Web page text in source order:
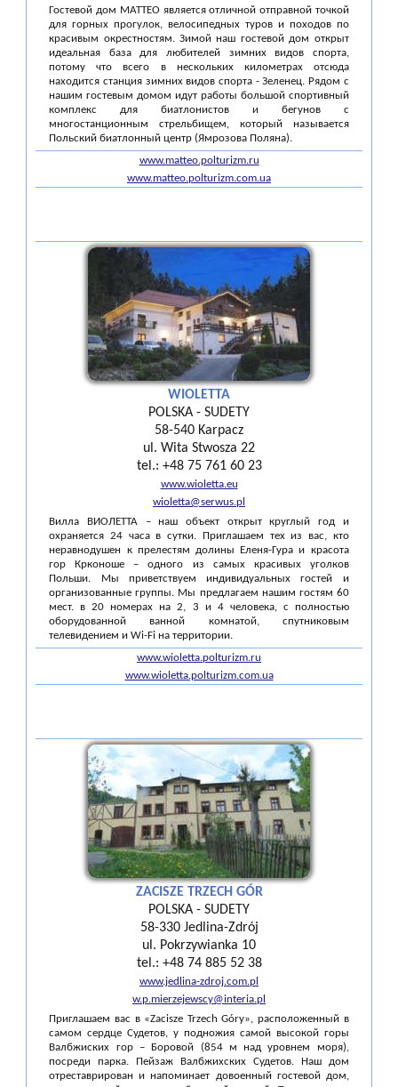
Гостевой дом MATTEO является отличной отправной точкой
для горных прогулок, велосипедных туров и походов по
красивым окрестностям. Зимой наш гостевой дом открыт
идеальная база для любителей зимних видов спорта,
потому что всего в нескольких километрах отсюда
находится станция зимних видов спорта - Зеленец. Рядом с
нашим гостевым домом идут работы большой спортивный
комплекс для биатлонистов и бегунов с
многостанционным стрельбищем, который называется
Польский биатлонный центр (Ямрозова Поляна).
www.matteo.polturizm.ru
www.matteo.polturizm.com.ua
WIOLETTA
POLSKA - SUDETY
58-540 Karpacz
ul. Wita Stwosza 22
tel.: +48 75 761 60 23
www.wioletta.eu
wioletta@serwus.pl
Вилла ВИОЛЕТТА – наш объект открыт круглый год и
охраняется 24 часа в сутки. Приглашаем тех из вас, кто
неравнодушен к прелестям долины Еленя-Гура и красота
гор Крконоше – одного из самых красивых уголков
Польши. Мы приветствуем индивидуальных гостей и
организованные группы. Мы предлагаем нашим гостям 60
мест. в 20 номерах на 2, 3 и 4 человека, с полностью
оборудованной ванной комнатой, спутниковым
телевидением и Wi-Fi на территории.
www.wioletta.polturizm.ru
www.wioletta.polturizm.com.ua
ZACISZE TRZECH GÓR
POLSKA - SUDETY
58-330 Jedlina-Zdrój
ul. Pokrzywianka 10
tel.: +48 74 885 52 38
www.jedlina-zdroj.com.pl
w.p.mierzejewscy@interia.pl
Приглашаем вас в «Zacisze Trzech Góry», расположенный в
самом сердце Судетов, у подножия самой высокой горы
Валбжиских гор – Боровой (854 м над уровнем моря),
посреди парка. Пейзаж Валбжихских Судетов. Наш дом
отреставрирован и напоминает довоенный гостевой дом,